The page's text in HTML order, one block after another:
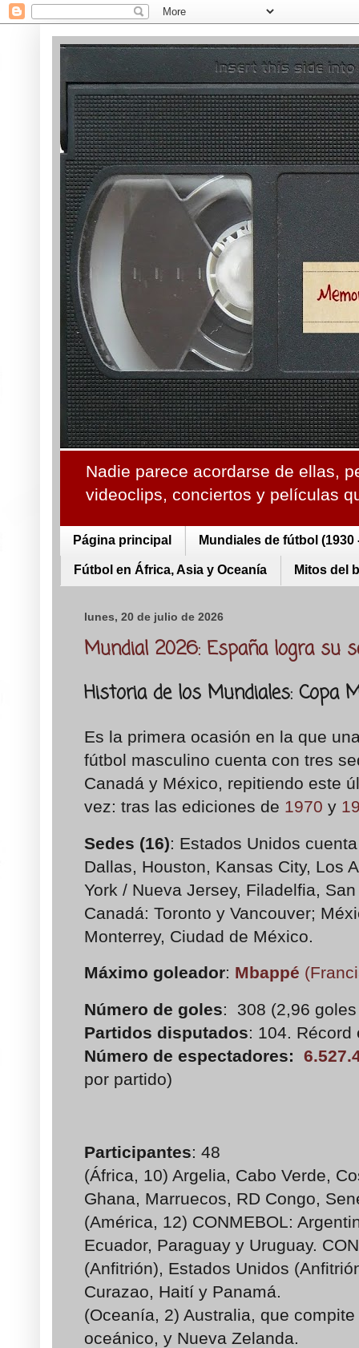
Nadie parece acordarse de ellas,
videoclips, conciertos y películas
Página principal Mundiales de fútbol (1930
Fútbol en África, Asia y Oceanía Mitos del
lunes, 20 de julio de 2026
Mundial 2026: España logra su
Historia de los Mundiales: Copa
Es la primera ocasión en la que
fútbol masculino cuenta con tres
Canadá y México, repitiendo este
vez: tras las ediciones de 1970 y
Sedes (16): Estados Unidos
Dallas, Houston, Kansas City, Los
York / Nueva Jersey, Filadelfia,
Canadá: Toronto y Vancouver;
Monterrey, Ciudad de México.
Máximo goleador: Mbappé
Número de goles: 308 (2,96
Partidos disputados: 104. Récord
Número de espectadores:
por partido)
Participantes: 48
(África, 10) Argelia, Cabo Verde,
Ghana, Marruecos, RD Congo,
(América, 12) CONMEBOL:
Ecuador, Paraguay y Uruguay.
(Anfitrión), Estados Unidos
Curazao, Haití y Panamá.
(Oceanía, 2) Australia, que
oceánico, y Nueva Zelanda.